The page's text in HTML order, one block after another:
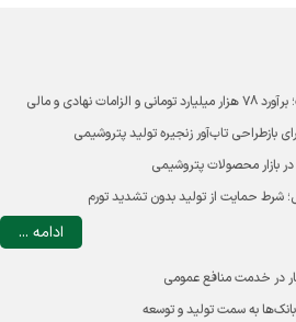
نهادی و مالی
تاب‌آور زنجیره تولید پتروشیمی
بازار محصولات پتروشیمی
حمایت از تولید بدون تشدید تورم
ادامه ...
در خدمت منافع عمومی
به سمت تولید و توسعه